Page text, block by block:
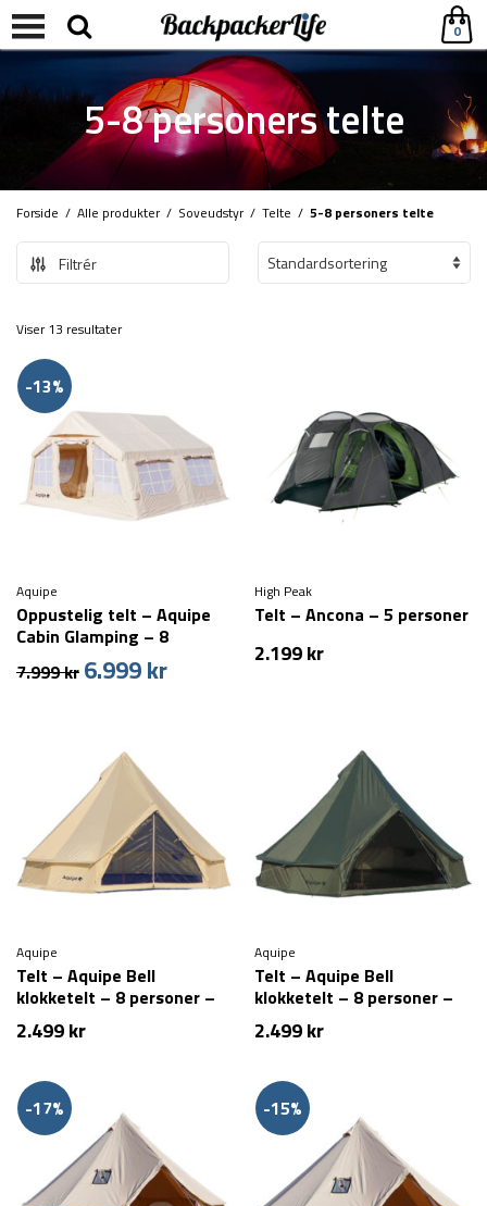
0
5-8 personers telte
Forside / Alle produkter/ Soveudstyr/ Telte / 5-8 personers telte
Filtrér
Viser 13 resultater
-13%
Aquipe
Oppustelig telt – Aquipe
Cabin Glamping – 8
personer
7.999kr Den
7.999 kr.
6.999krDen
High Peak
Telt – Ancona – 5 personer
2.199kr
Aquipe
Telt – Aquipe Bell
klokketelt – 8 personer –
Beige
2.499kr
Aquipe
Telt – Aquipe Bell
klokketelt – 8 personer –
Grøn
2.499kr
-17% -15%